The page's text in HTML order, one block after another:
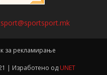
за рекламирање
| Изработено од UNET